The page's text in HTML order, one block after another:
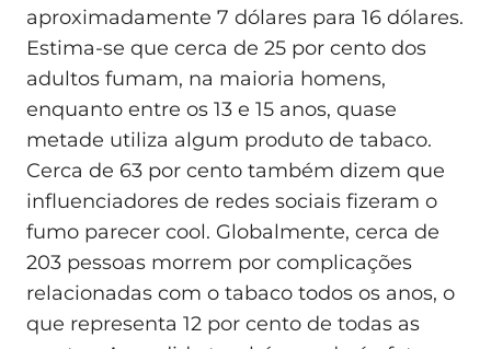
aproximadamente 7 dólares para 16 dólares.
Estima-se que cerca de 25 por cento dos
adultos fumam, na maioria homens,
enquanto entre os 13 e 15 anos, quase
metade utiliza algum produto de tabaco.
Cerca de 63 por cento também dizem que
influenciadores de redes sociais fizeram o
fumo parecer cool. Globalmente, cerca de
203 pessoas morrem por complicações
relacionadas com o tabaco todos os anos, o
que representa 12 por cento de todas as